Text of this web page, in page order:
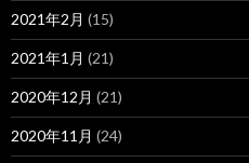
2021年2月 (15)
2021年1月 (21)
2020年12月 (21)
2020年11月 (24)